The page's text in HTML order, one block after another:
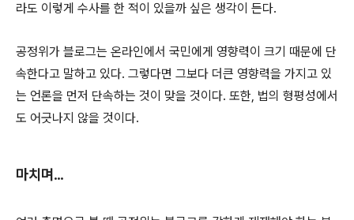
라도 이렇게 수사를 한 적이 있을까 싶은 생각이 든다.
공정위가 블로그는 온라인에서 국민에게 영향력이 크기 때문에 단
속한다고 말하고 있다. 그렇다면 그보다 더큰 영향력을 가지고 있
는 언론을 먼저 단속하는 것이 맞을 것이다. 또한, 법의 형평성에서
도 어긋나지 않을 것이다.
마치며...